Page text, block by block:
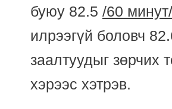
буюу 82.5 /60 минут/
илрээгүй боловч
заалтуудыг зөрчих
хэрээс хэтрэв.